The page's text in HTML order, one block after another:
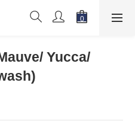
Yucca/